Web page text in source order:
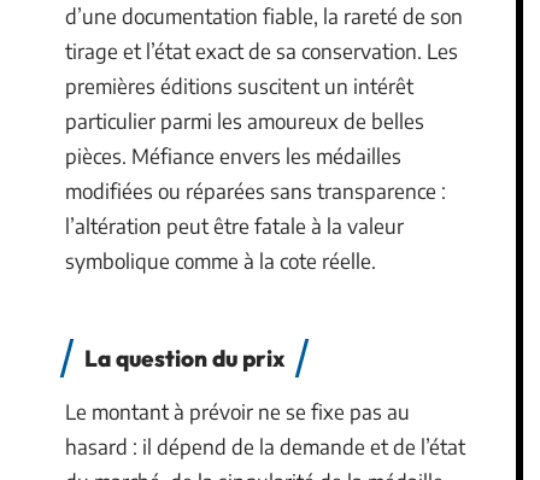
d’une documentation fiable, la rareté de son
tirage et l’état exact de sa conservation. Les
premières éditions suscitent un intérêt
particulier parmi les amoureux de belles
pièces. Méfiance envers les médailles
modifiées ou réparées sans transparence :
l’altération peut être fatale à la valeur
symbolique comme à la cote réelle.
La question du prix
Le montant à prévoir ne se fixe pas au
hasard : il dépend de la demande et de l’état